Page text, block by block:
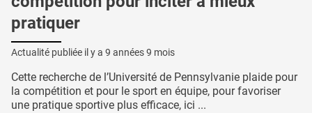
pratiquer
Actualité publiée il y a 9 années 9 mois
Cette recherche de l’Université de Pennsylvanie plaide pour
la compétition et pour le sport en équipe, pour favoriser
une pratique sportive plus efficace, ici ...